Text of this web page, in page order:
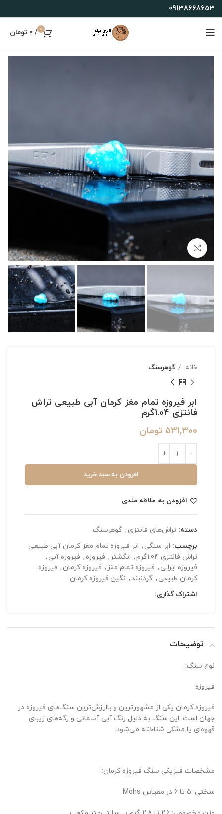
09138668653
0
/
0 تومان
خانه گوهرسنگ
ابر فیروزه تمام مغز کرمان آبی طبیعی تراش
فانتزی 1.04گرم
531,300 تومان
افزودن به سبد خرید
افزودن به علاقه مندی
دسته: تراش‌های فانتزی , گوهرسنگ
برچسب: ابر سنگی , ابر فیروزه تمام مغز کرمان آبی طبیعی
تراش فانتزی 1.04گرم
, انگشتر , فیروزه , فیروزه آبی ,
فیروزه ایرانی , فیروزه تمام مغز , فیروزه کرمان , فیروزه
کرمان طبیعی , گردنبند, نگین فیروزه کرمان
اشتراک گذاری:
توضیحات
نوع سنگ:
فیروزه
فیروزه کرمان یکی از مشهورترین و باارزش‌ترین سنگ‌های فیروزه در
جهان است. این سنگ به دلیل رنگ آبی آسمانی و رگه‌های زیبای
قهوه‌ای یا مشکی شناخته می‌شود.
مشخصات فیزیکی سنگ فیروزه کرمان:
سختی: 5 تا 6 در مقیاس Mohs